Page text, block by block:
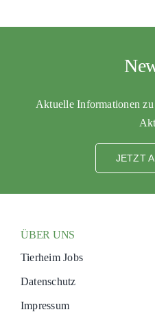
Aktuelle Informationen
JETZT
ÜBER UNS
Tierheim Jobs
Datenschutz
Impressum